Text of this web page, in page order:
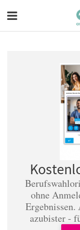
ohne
azubister -